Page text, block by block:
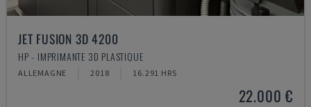
JET FUSION 3D 4200
HP - IMPRIMANTE 3D PLASTIQUE
ALLEMAGNE 2018 16.291 HRS
22.000 €